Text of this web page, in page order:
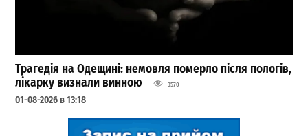
Трагедія на Одещині: немовля померло після пологів,
лікарку визнали винною
3570
01-08-2026 в 13:18